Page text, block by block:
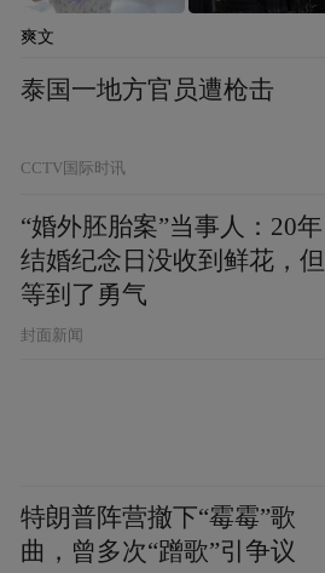
爽文
泰国一地方官员遭枪击
CCTV国际时讯
“婚外胚胎案”当事人：20年
结婚纪念日没收到鲜花，但
等到了勇气
封面新闻
特朗普阵营撤下“霉霉”歌
曲，曾多次“蹭歌”引争议